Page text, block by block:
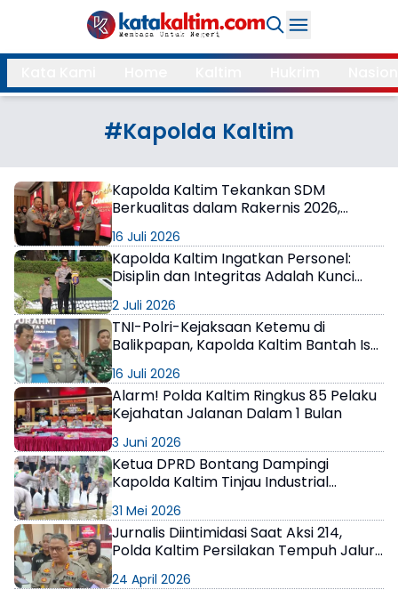
Daerah
Kukar
Samarinda
Bontang
Balikpapan
Kubar
Kutim
PPU
Mahulu
Paser
Berau
Internasional
Feature
Opini
Gaya
Hidup
×
Search
#Kapolda Kaltim
Kapolda Kaltim Tekankan SDM
Berkualitas dalam Rakernis 2026,
16 Juli 2026
Kapolda Kaltim Ingatkan Personel:
Disiplin dan Integritas Adalah Kunci
2 Juli 2026
TNI-Polri-Kejaksaan Ketemu di
Balikpapan, Kapolda Kaltim Bantah Isu
16 Juli 2026
Alarm! Polda Kaltim Ringkus 85 Pelaku
Kejahatan Jalanan Dalam 1 Bulan
3 Juni 2026
Ketua DPRD Bontang Dampingi
Kapolda Kaltim Tinjau Industrial
dan Ketahanan Pangan
31 Mei 2026
Jurnalis Diintimidasi Saat Aksi 214,
Polda Kaltim Persilakan Tempuh Jalur
24 April 2026